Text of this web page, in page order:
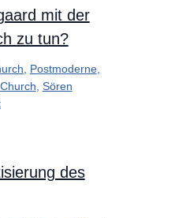
mit der
zu tun?
Postmoderne,
Sören
des